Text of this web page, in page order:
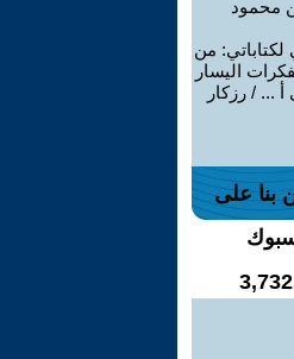
محمود
من
اليسار
أ ... / رزكار
بنا على